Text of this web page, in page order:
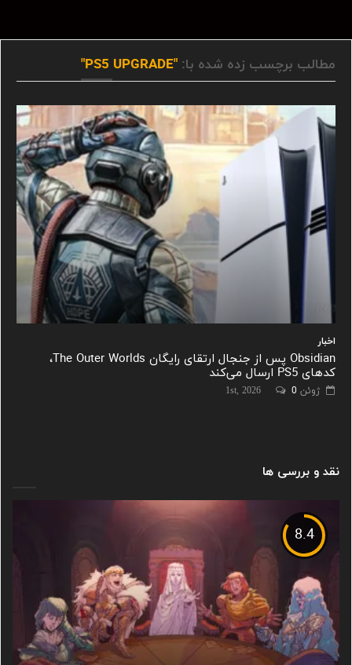
مطالب برچسب زده شده با: "PS5 UPGRADE"
اخبار
Obsidian پس از جنجال ارتقای رایگان The Outer Worlds،
کدهای PS5 ارسال می‌کند
ژوئن 1st, 2026 0
نقد و بررسی ها
8.4